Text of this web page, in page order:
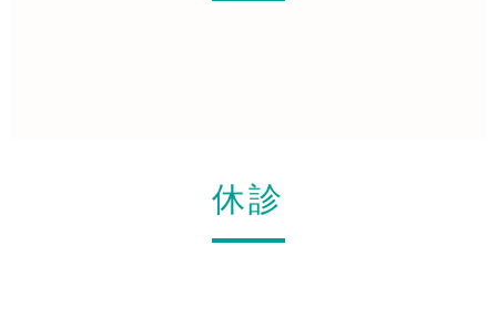
休診